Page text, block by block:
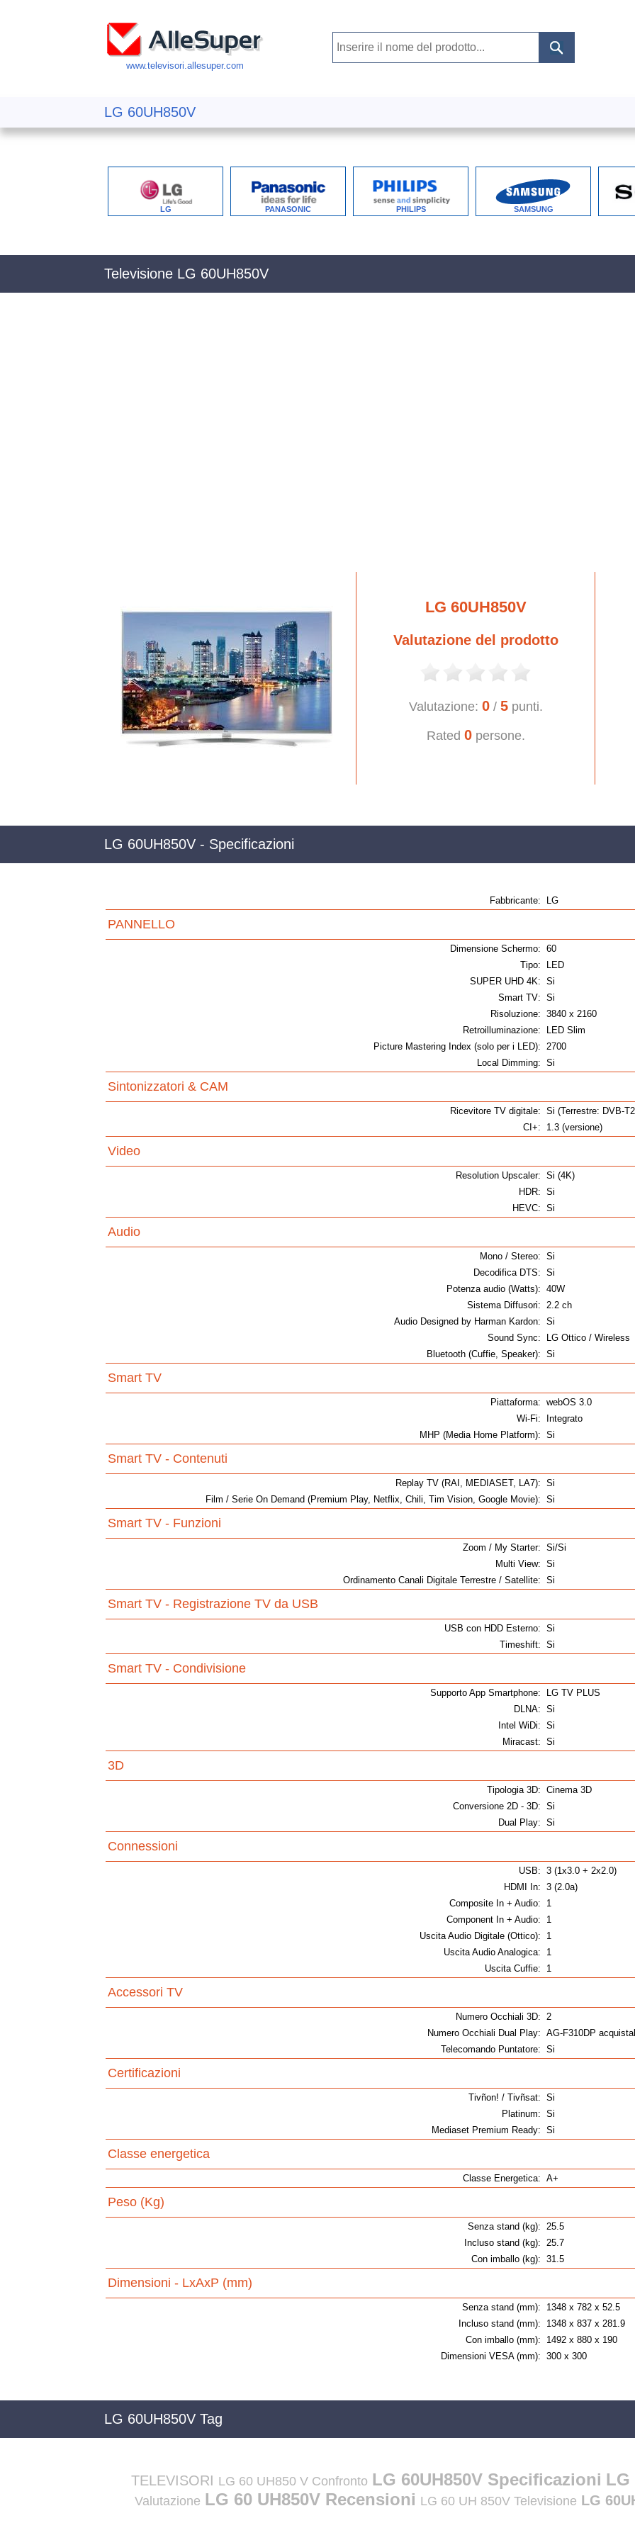
www.televisori.allesuper.com
LG 60UH850V
LG PANASONIC PHILIPS SAMSUNG
Televisione LG 60UH850V
LG 60UH850V
Valutazione del prodotto
Valutazione: 0/ 5punti.
Rated 0persone.
LG 60UH850V - Specificazioni
Fabbricante: LG
PANNELLO
Dimensione Schermo: 60
Tipo:
LED
SUPER UHD 4K: Si
Smart TV: Si
Risoluzione: 3840 x 2160
Retroilluminazione:
LED Slim
Picture Mastering Index (solo per i LED): 2700
Local Dimming: Si
Sintonizzatori & CAM
Ricevitore TV digitale: Si (Terrestre: DVB-
CI+:
1.3 (versione)
Video
Resolution Upscaler: Si (4K)
HDR: Si
HEVC: Si
Audio
Mono / Stereo: Si
Decodifica DTS: Si
Potenza audio (Watts): 40W
Sistema Diffusori: 2.2 ch
Audio Designed by Harman Kardon: Si
Sound Sync:
LG Ottico / Wireless
Bluetooth (Cuffie, Speaker): Si
Smart TV
Piattaforma: webOS 3.0
Wi-Fi:
Integrato
MHP (Media Home Platform): Si
Smart TV - Contenuti
Replay TV (RAI, MEDIASET, LA7): Si
Film / Serie On Demand (Premium Play, Netflix, Chili, Tim Vision, Google Movie): Si
Smart TV - Funzioni
Zoom / My Starter: Si/Si
Multi View: Si
Ordinamento Canali Digitale Terrestre / Satellite: Si
Smart TV - Registrazione TV da USB
USB con HDD Esterno: Si
Timeshift: Si
Smart TV - Condivisione
Supporto App Smartphone:
LG TV PLUS
DLNA: Si
Intel WiDi: Si
Miracast: Si
3D
Tipologia 3D: Cinema 3D
Conversione 2D - 3D: Si
Dual Play: Si
Connessioni
USB: 3 (1x3.0 + 2x2.0)
HDMI In: 3 (2.0a)
Composite In + Audio:
1
Component In + Audio:
1
Uscita Audio Digitale (Ottico):
1
Uscita Audio Analogica:
1
Uscita Cuffie:
1
Accessori TV
Numero Occhiali 3D: 2
Numero Occhiali Dual Play: AG-F310DP
Telecomando Puntatore: Si
Certificazioni
Tivñon! / Tivñsat: Si
Platinum: Si
Mediaset Premium Ready: Si
Classe energetica
Classe Energetica: A+
Peso (Kg)
Senza stand (kg): 25.5
Incluso stand (kg): 25.7
Con imballo (kg): 31.5
Dimensioni - LxAxP (mm)
Senza stand (mm):
1348 x 782 x 52.5
Incluso stand (mm):
1348 x 837 x 281.9
Con imballo (mm):
1492 x 880 x 190
Dimensioni VESA (mm): 300 x 300
LG 60UH850V Tag
TELEVISORI LG 60 UH850 V Confronto LG 60UH850V Specificazioni LG
Valutazione LG 60 UH850V Recensioni LG 60 UH 850V Televisione LG